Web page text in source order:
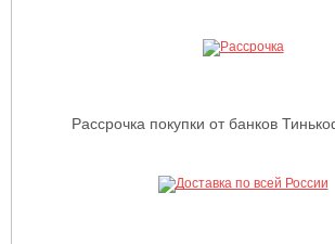
Рассрочка покупки от банков